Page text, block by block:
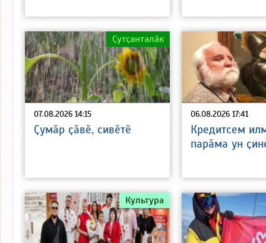
07.08.2026 14:15
Ҫутҫанталӑк
Ҫумӑр ҫӑвӗ, сивӗтӗ
06.08.2026 17:41
Кредитсем
парӑма ун
Культура